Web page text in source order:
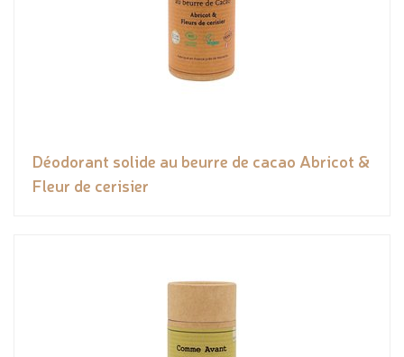
Déodorant solide au beurre de cacao Abricot &
Fleur de cerisier